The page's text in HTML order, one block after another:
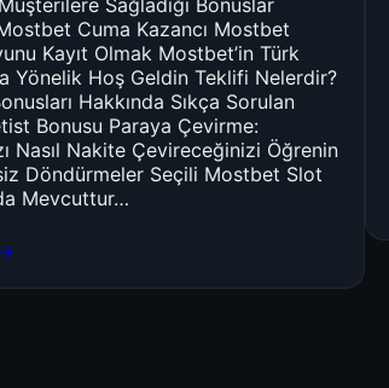
Cuma Kazancı Mostbet
Kayıt Olmak Mostbet’in Türk
Yönelik Hoş Geldin Teklifi Nelerdir?
Hakkında Sıkça Sorulan
Bonusu Paraya Çevirme:
Nasıl Nakite Çevireceğinizi Öğrenin
Döndürmeler Seçili Mostbet Slot
Mevcuttur…